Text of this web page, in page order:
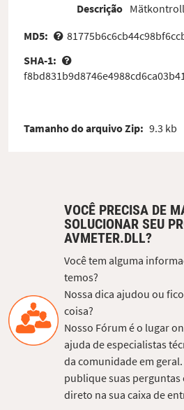
Descrição
MD5:
SHA-1:
Tamanho do arquivo Zip: 9.3 kb
VOCÊ PRECISA DE
SOLUCIONAR SEU
AVMETER.DLL?
Você tem alguma
temos?
Nossa dica ajudou ou
coisa?
Nosso Fórum é o lugar
ajuda de especialistas
da comunidade em
publique suas perguntas
direto na sua caixa de